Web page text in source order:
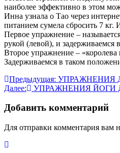
наиболее эффективно в этом
Инна узнала о Тао через
питанием сумела сбросить 7
Первое упражнение –
рукой (левой), и
Второе упражнение –
Задерживаемся в таком
Навигация
по
записям
Предыдущая: УПРАЖНЕНИЯ
Далее:
УПРАЖНЕНИЯ ЙОГИ
Добавить комментарий
Для отправки комментария вам